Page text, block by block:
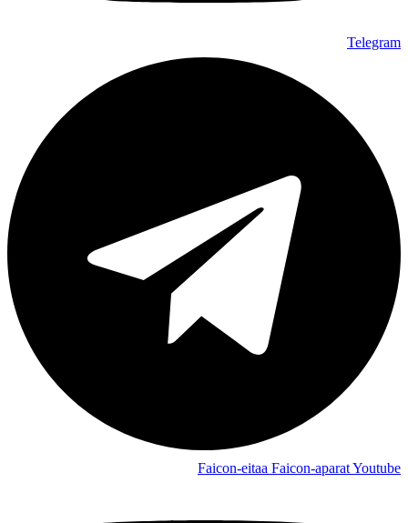
Telegram
Faicon-eitaa Faicon-aparatYoutube